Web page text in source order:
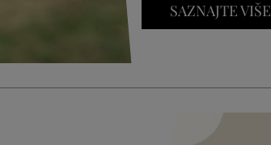
SAZNAJTE VIŠE